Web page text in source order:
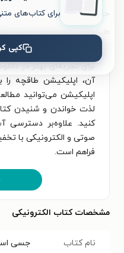
حالم بهتر شده است،
طبقه‌بندی کردم، دیگر
برای تجربه‌ای بهتر در
آن، اپلیکیشن طاقچه
اپلیکیشن می‌توانید
لذت خواندن و شنیدن
کنید. علاوه‌بر دسترسی
صوتی و الکترونیکی با
فراهم است.
مشخصات کتاب الکترونیکی
نام کتاب جسی
برای کتاب‌های
کپی